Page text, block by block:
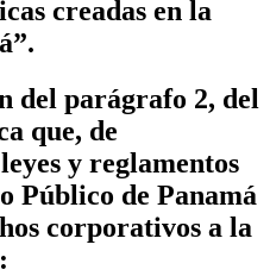
creadas en la
del parágrafo 2, del
que, de
y reglamentos
Público de Panamá
corporativos a la